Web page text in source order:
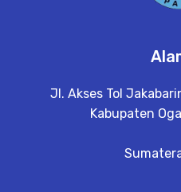
Jl. Akses Tol
Kabupaten